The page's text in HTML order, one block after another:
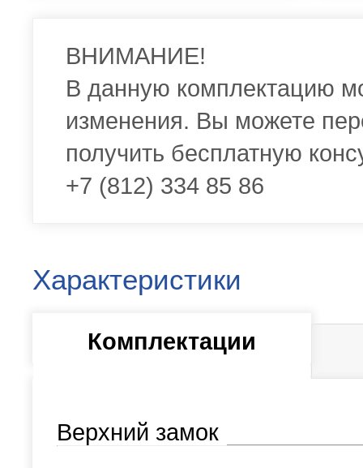
ВНИМАНИЕ!
В данную комплектацию
изменения. Вы можете
получить бесплатную
+7 (812) 334 85 86
Характеристики
Комплектации
Верхний замок